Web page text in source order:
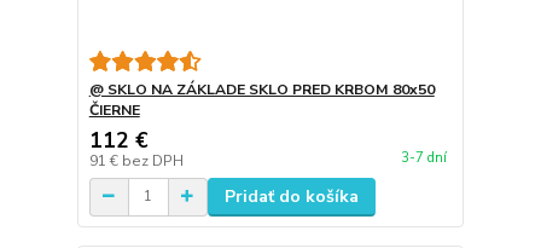
@ SKLO NA ZÁKLADE SKLO PRED KRBOM 80x50
ČIERNE
112 €
91 € bez DPH 3-7 dní
Pridať do košíka